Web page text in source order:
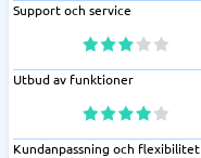
Support och service
Utbud av funktioner
Kundanpassning och flexibilitet